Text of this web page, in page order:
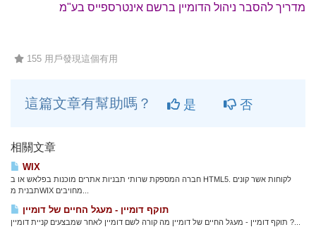
מדריך להסבר ניהול הדומיין ברשם אינטרספייס בע"מ
155 用戶發現這個有用
這篇文章有幫助嗎？ 是 否
相關文章
WIX
חברה המספקת שרותי תבניות אתרים מוכנות בפלאש או ב HTML5. לקוחות אשר קונים
תוקף דומיין - מעגל החיים של דומיין
תוקף דומיין - מעגל החיים של דומיין מה קורה לשם דומיין לאחר שמבצעים קניית דומיין ?...